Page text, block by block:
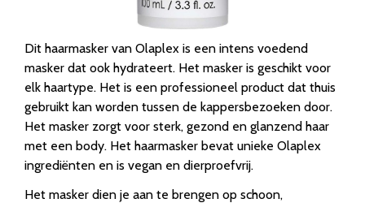
Dit haarmasker van Olaplex is een intens voedend
masker dat ook hydrateert. Het masker is geschikt voor
elk haartype. Het is een professioneel product dat thuis
gebruikt kan worden tussen de kappersbezoeken door.
Het masker zorgt voor sterk, gezond en glanzend haar
met een body. Het haarmasker bevat unieke Olaplex
ingrediënten en is vegan en dierproefvrij.
Het masker dien je aan te brengen op schoon,